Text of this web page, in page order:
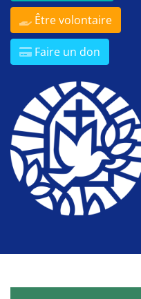
Être volontaire
Faire un don